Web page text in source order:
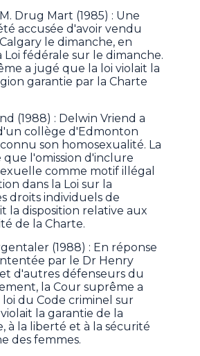
Drug Mart (1985) : Une
accusée d'avoir vendu
le dimanche, en
Loi fédérale sur le dimanche.
a jugé que la loi violait la
garantie par la Charte
(1988) : Delwin Vriend a
collège d'Edmonton
son homosexualité. La
que l'omission d'inclure
comme motif illégal
dans la Loi sur la
droits individuels de
la disposition relative aux
de la Charte.
(1988) : En réponse
par le Dr Henry
d'autres défenseurs du
la Cour suprême a
du Code criminel sur
la garantie de la
à la liberté et à la sécurité
des femmes.